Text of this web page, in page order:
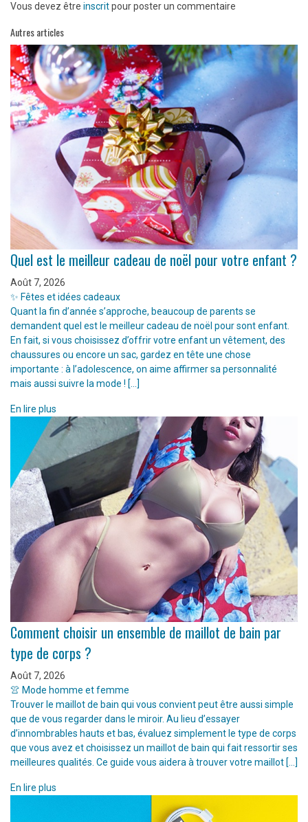
Vous devez être inscritpour poster un commentaire
Autres articles
Quel est le meilleur cadeau de noël pour votre enfant ?
Août 7, 2026
✨ Fêtes et idées cadeaux
Quant la fin d’année s’approche, beaucoup de parents se
demandent quel est le meilleur cadeau de noël pour sont enfant.
En fait, si vous choisissez d’offrir votre enfant un vêtement, des
chaussures ou encore un sac, gardez en tête une chose
importante : à l’adolescence, on aime affirmer sa personnalité
mais aussi suivre la mode ! […]
En lire plus
Comment choisir un ensemble de maillot de bain par
type de corps ?
Août 7, 2026
👚 Mode homme et femme
Trouver le maillot de bain qui vous convient peut être aussi simple
que de vous regarder dans le miroir. Au lieu d’essayer
d’innombrables hauts et bas, évaluez simplement le type de corps
que vous avez et choisissez un maillot de bain qui fait ressortir ses
meilleures qualités. Ce guide vous aidera à trouver votre maillot […]
En lire plus